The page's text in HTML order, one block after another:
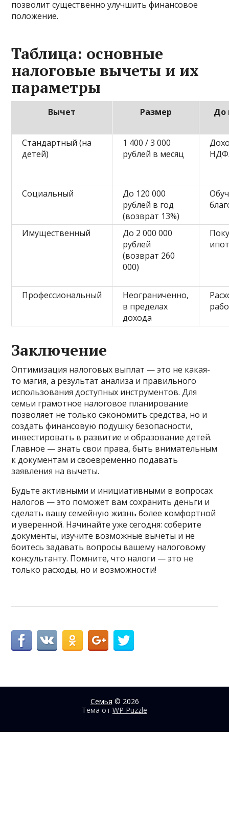
позволит существенно улучшить финансовое
положение.
Таблица: основные
налоговые вычеты и их
параметры
Вычет Размер До
Стандартный (на
детей)
1 400 / 3 000
рублей в месяц
Социальный
До 120 000
рублей в год
(возврат 13%)
Имущественный
До 2 000 000
рублей
(возврат 260
000)
Профессиональный
Неограниченно,
в пределах
дохода
Заключение
Оптимизация налоговых выплат — это не какая-
то магия, а результат анализа и правильного
использования доступных инструментов. Для
семьи грамотное налоговое планирование
позволяет не только сэкономить средства, но и
создать финансовую подушку безопасности,
инвестировать в развитие и образование детей.
Главное — знать свои права, быть внимательным
к документам и своевременно подавать
заявления на вычеты.
Будьте активными и инициативными в вопросах
налогов — это поможет вам сохранить деньги и
сделать вашу семейную жизнь более комфортной
и уверенной. Начинайте уже сегодня: соберите
документы, изучите возможные вычеты и не
боитесь задавать вопросы вашему налоговому
консультанту. Помните, что налоги — это не
только расходы, но и возможности!
Семья © 2026
Тема от WP Puzzle